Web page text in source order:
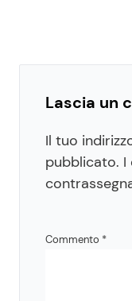
Lascia un
Il tuo
pubblicato. I
Commento *